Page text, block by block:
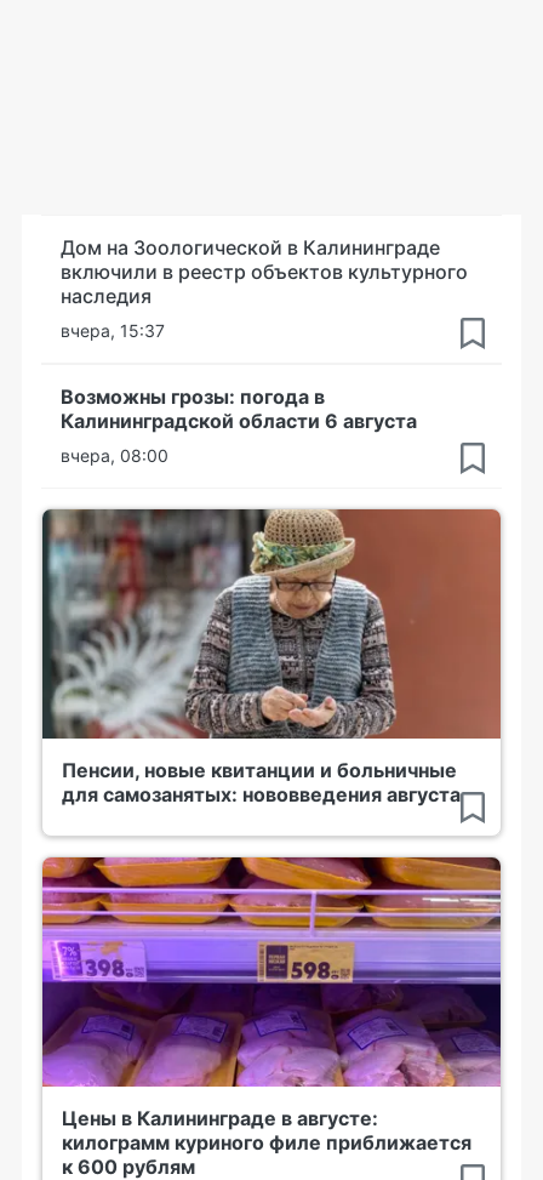
Дом на Зоологической в Калининграде
включили в реестр объектов культурного
наследия
вчера, 15:37
Возможны грозы: погода в
Калининградской области 6 августа
вчера, 08:00
Пенсии, новые квитанции и больничные
для самозанятых: нововведения августа
Цены в Калининграде в августе:
килограмм куриного филе приближается
к 600 рублям